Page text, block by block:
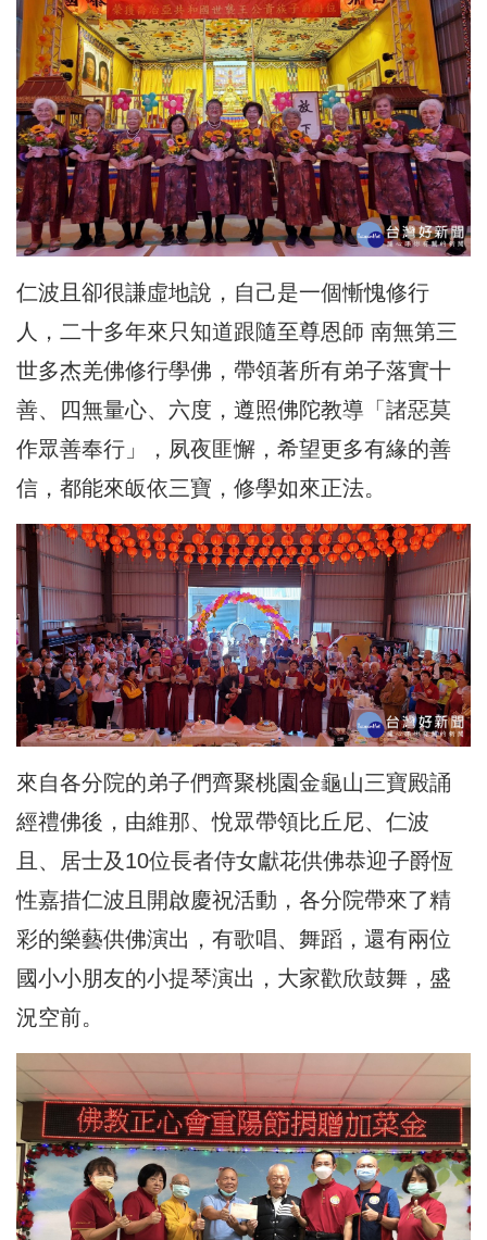
仁波且卻很謙虛地說，自己是一個慚愧修行
人，二十多年來只知道跟隨至尊恩師 南無第三
世多杰羌佛修行學佛，帶領著所有弟子落實十
善、四無量心、六度，遵照佛陀教導「諸惡莫
作眾善奉行」，夙夜匪懈，希望更多有緣的善
信，都能來皈依三寶，修學如來正法。
來自各分院的弟子們齊聚桃園金龜山三寶殿誦
經禮佛後，由維那、悅眾帶領比丘尼、仁波
且、居士及10位長者侍女獻花供佛恭迎子爵恆
性嘉措仁波且開啟慶祝活動，各分院帶來了精
彩的樂藝供佛演出，有歌唱、舞蹈，還有兩位
國小小朋友的小提琴演出，大家歡欣鼓舞，盛
況空前。